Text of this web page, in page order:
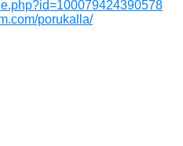
porukalla/